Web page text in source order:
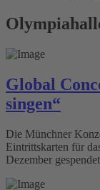
Global
singen“
Die Münchner
Eintrittskarten für
Dezember